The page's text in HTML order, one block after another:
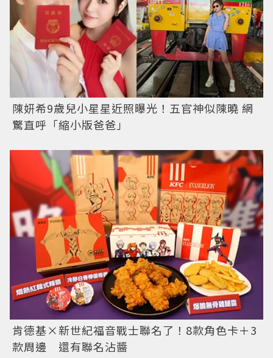
陳妍希9歲兒小星星近照曝光！五官神似陳曉 網
驚直呼「縮小版爸爸」
肯德基×新世紀福音戰士聯名了！8款角色卡＋3
款周邊 還有聯名沾醬